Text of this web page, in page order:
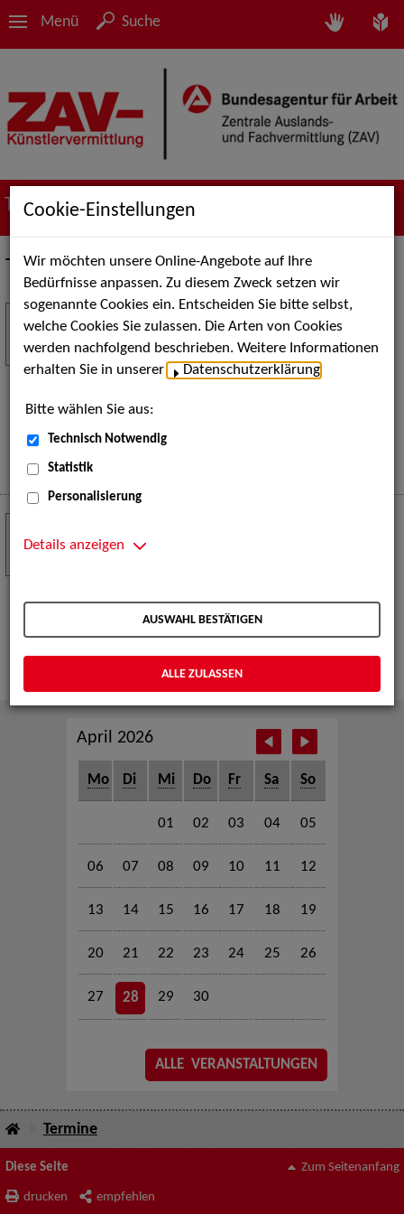
Menü Suche
Termine
Termine
Stuttgart Street Art
Kunst, Live-Acts und Aktionen für Kinder und
Familien. Die Stuttgart Street Art verwandelt den
eine große Open-Air-Bühne voller Akrobatik, Tanz,
Musik und beeindruckender Live-Performances.
Mehr
18
JUL
Serienfestival Weimar
TeleVisionale – Film- und Serienfestival in Weimar
und Eventpartnerin des Crew Call Weimar.
Mehr
NOV
April 2026
Mo Di Mi Do Fr Sa So
01 02 03 04 05
06 07 08 09 10 11 12
13 14 15 16 17 18 19
20 21 22 23 24 25 26
27 28 29 30
ALLE VERANSTALTUNGEN
Termine
Diese Seite
drucken empfehlen
Zum Seitenanfang
Cookie-Einstellungen
Wir möchten unsere Online-Angebote auf Ihre
Bedürfnisse anpassen. Zu diesem Zweck setzen wir
sogenannte Cookies ein. Entscheiden Sie bitte selbst,
welche Cookies Sie zulassen. Die Arten von Cookies
werden nachfolgend beschrieben. Weitere Informationen
erhalten Sie in unserer
Datenschutzerklärung
Bitte wählen Sie aus:
Technisch Notwendig
Statistik
Personalisierung
Details anzeigen
AUSWAHL BESTÄTIGEN
ALLE ZULASSEN